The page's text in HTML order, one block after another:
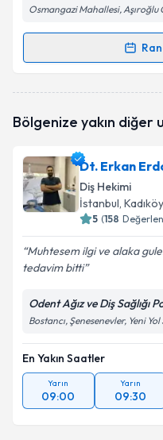
Osmangazi Mahallesi, Aşıroğlu
Randevu
oluşturun. Size bu
E-posta Adresiniz
Kişisel
Metni
Bölgenize yakın diğer
Dt. Erkan
Diş Hekimi
İstanbul, Kadıköy
5 (158
Muhtesem ilgi ve alaka
tedavim bitti
Odent Ağız ve Diş Sağlığı
Bostancı, Şenesenevler, Yeni
En Yakın Saatler
Yarın
09:00
Yarın
09:30